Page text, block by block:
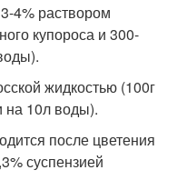
4% раствором
купороса и 300-
жидкостью (100г
на 10л воды).
после цветения
суспензией